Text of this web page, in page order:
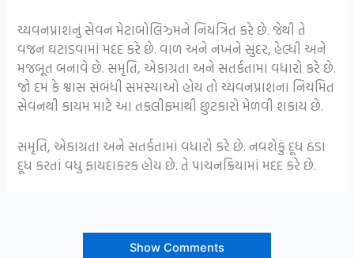
ચ્યવનપ્રાશનું સેવન મેટાબોલિઝ્મને નિયંત્રિત કરે છે. જેથી તે
વજન ઘટાડવામાં મદદ કરે છે. વાળ અને નખને સુંદર, હેલ્ધી અને
મજબૂત બનાવે છે. સમૃતિ, એકાગ્રતા અને સતર્કતામાં વધારો કરે છે.
જો દમ કે શ્વાસ સંબંધી સમસ્યાઓ હોય તો ચ્યવનપ્રાશના નિયમિત
સેવનથી કાયમ માટે આ તકલીફમાંથી છુટકારો મેળવી શકાય છે.
સમૃતિ, એકાગ્રતા અને સતર્કતામાં વધારો કરે છે. નવશેકું દૂધ ઠંડા
દૂધ કરતાં વધુ ફાયદાકરક હોય છે. તે પાચનક્રિયામાં મદદ કરે છે.
Show Comments